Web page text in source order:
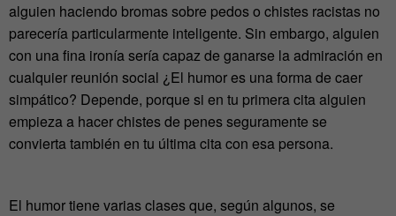
alguien haciendo bromas sobre pedos o chistes racistas no
parecería particularmente inteligente. Sin embargo, alguien
con una fina ironía sería capaz de ganarse la admiración en
cualquier reunión social ¿El humor es una forma de caer
simpático? Depende, porque si en tu primera cita alguien
empieza a hacer chistes de penes seguramente se
convierta también en tu última cita con esa persona.
El humor tiene varias clases que, según algunos, se